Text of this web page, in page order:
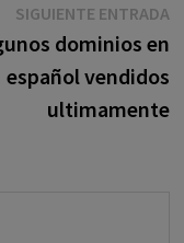
SIGUIENTE ENTRADA
dominios en
español vendidos
ultimamente